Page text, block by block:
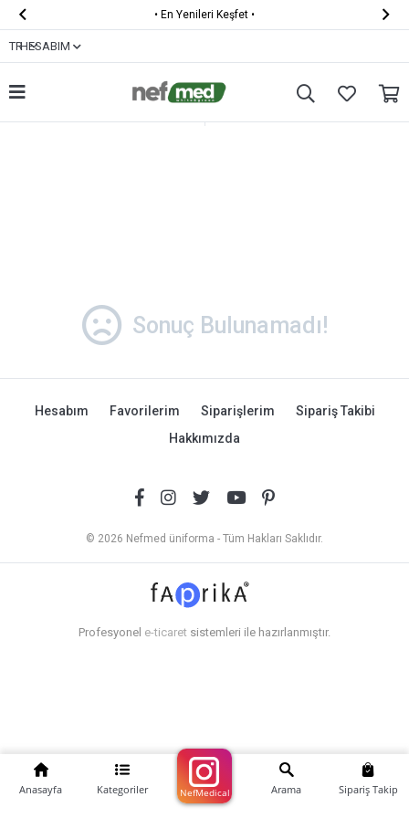
Anasayfa Kategoriler NefMedical Sipariş Takip
Arama
 • En Yenileri Keşfet • 
TRHESABIM
Sonuç Bulunamadı!
Hesabım Favorilerim Siparişlerim
Sipariş Takibi
Hakkımızda
© 2026 Nefmed üniforma - Tüm Hakları Saklıdır.
Profesyonel e-ticaret sistemleri ile hazırlanmıştır.